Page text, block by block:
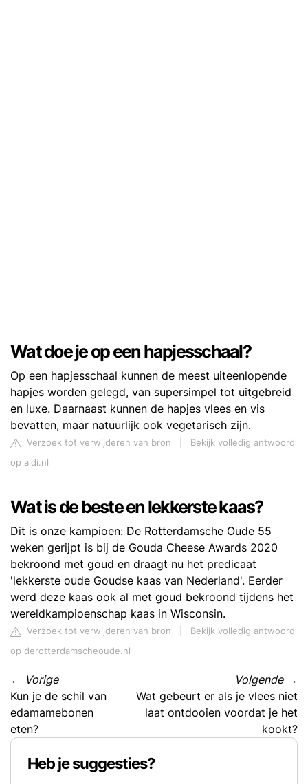
Wat doe je op een hapjesschaal?
Op een hapjesschaal kunnen de meest uiteenlopende
hapjes worden gelegd, van supersimpel tot uitgebreid
en luxe. Daarnaast kunnen de hapjes vlees en vis
bevatten, maar natuurlijk ook vegetarisch zijn.
Verzoek tot verwijderen van bron
Bekijk volledig antwoord
op aldi.nl
Wat is de beste en lekkerste kaas?
Dit is onze kampioen: De Rotterdamsche Oude 55
weken gerijpt is bij de Gouda Cheese Awards 2020
bekroond met goud en draagt nu het predicaat
'lekkerste oude Goudse kaas van Nederland'. Eerder
werd deze kaas ook al met goud bekroond tijdens het
wereldkampioenschap kaas in Wisconsin.
Verzoek tot verwijderen van bron
Bekijk volledig antwoord
op derotterdamscheoude.nl
← Vorige
Kun je de schil van
edamamebonen
eten?
Volgende→
Wat gebeurt er als je vlees niet
laat ontdooien voordat je het
kookt?
Heb je suggesties?